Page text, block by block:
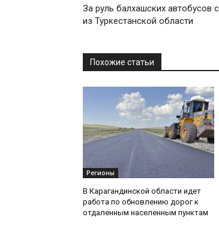
За руль балхашских автобусов
из Туркестанской области
Похожие статьи
Регионы
В Карагандинской области идет
работа по обновлению дорог к
отдаленным населенным пунктам